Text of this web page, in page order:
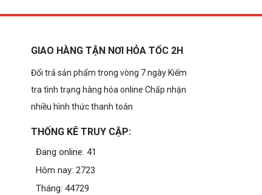
GIAO HÀNG TẬN NƠI HỎA TỐC 2H
Đổi trả sản phẩm trong vòng 7 ngày Kiểm
tra tình trạng hàng hóa online Chấp nhận
nhiều hình thức thanh toán
THỐNG KÊ TRUY CẬP:
Đang online: 41
Hôm nay: 2723
Tháng: 44729